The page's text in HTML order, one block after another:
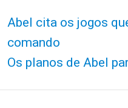
Abel cita os jogos
comando
Os planos de Abel